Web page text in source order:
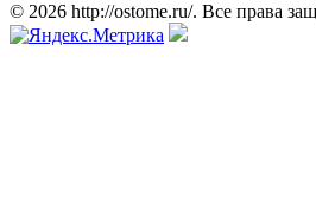
© 2026 http://ostome.ru/. Все права